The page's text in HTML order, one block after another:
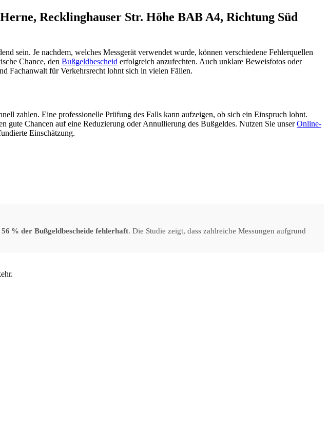
Recklinghauser Str. Höhe BAB A4, Richtung Süd
sein. Je nachdem, welches Messgerät verwendet wurde, können verschiedene Fehlerquellen
Chance, den Bußgeldbescheid erfolgreich anzufechten. Auch unklare Beweisfotos oder
Fachanwalt für Verkehrsrecht lohnt sich in vielen Fällen.
zahlen. Eine professionelle Prüfung des Falls kann aufzeigen, ob sich ein Einspruch lohnt.
Chancen auf eine Reduzierung oder Annullierung des Bußgeldes. Nutzen Sie unserOnline-
Einschätzung.
56 % der Bußgeldbescheide fehlerhaft. Die Studie zeigt, dass zahlreiche Messungen aufgrund